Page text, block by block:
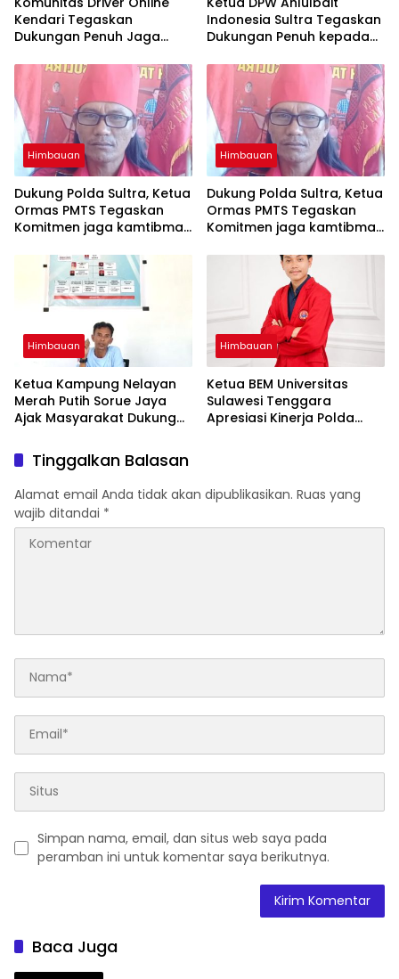
Kendari Tegaskan
Dukungan Penuh Jaga
Keselamatan Berlalu Lintas
Indonesia Sultra Tegaskan
Dukungan Penuh kepada
Kamtibmas
Himbauan
Dukung Polda Sultra, Ketua
Ormas PMTS Tegaskan
Komitmen jaga kamtibmas
Himbauan
Dukung Polda Sultra, Ketua
Ormas PMTS Tegaskan
Komitmen jaga kamtibmas
Himbauan
Ketua Kampung Nelayan
Merah Putih Sorue Jaya
Ajak Masyarakat Dukung
Jaga Kelestarian Laut
Himbauan
Ketua BEM Universitas
Sulawesi Tenggara
Apresiasi Kinerja Polda
Tinggalkan Balasan
Alamat email Anda tidak akan dipublikasikan. Ruas yang
wajib ditandai *
Simpan nama, email, dan situs web saya pada
peramban ini untuk komentar saya berikutnya.
Baca Juga